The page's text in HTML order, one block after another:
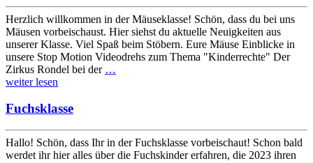
Herzlich willkommen in der Mäuseklasse! Schön, dass du bei uns
Mäusen vorbeischaust. Hier siehst du aktuelle Neuigkeiten aus
unserer Klasse. Viel Spaß beim Stöbern. Eure Mäuse Einblicke in
unsere Stop Motion Videodrehs zum Thema "Kinderrechte" Der
Zirkus Rondel bei der …
weiter lesen
Fuchsklasse
Hallo! Schön, dass Ihr in der Fuchsklasse vorbeischaut! Schon bald
werdet ihr hier alles über die Fuchskinder erfahren, die 2023 ihren